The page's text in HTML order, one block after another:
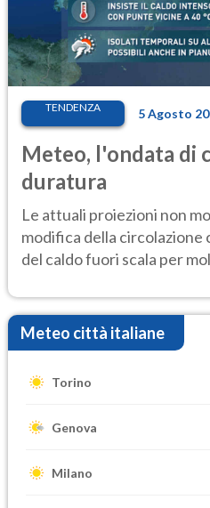
TENDENZA 5 Agosto
Meteo, l'ondata di
duratura
Le attuali proiezioni non
modifica della circolazione
del caldo fuori scala per
Meteo città italiane
Torino
Genova
Milano